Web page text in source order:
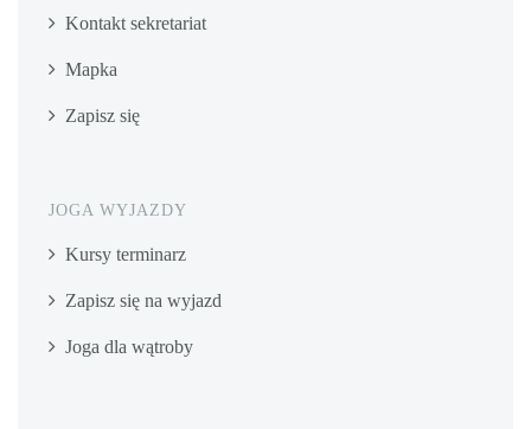
Kontakt sekretariat
Mapka
Zapisz się
JOGA WYJAZDY
Kursy terminarz
Zapisz się na wyjazd
Joga dla wątroby